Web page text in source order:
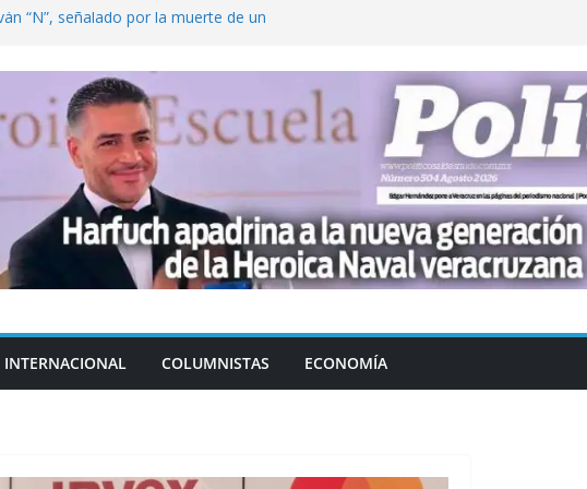
“N”, señalado por la muerte de un
EL MEDALLERO
Argentina para despedir a su padre, Jorge
Morena suspende derechos
y Grace Palomares
Veracruz; aumentan a 33 los
secos
INTERNACIONAL COLUMNISTAS ECONOMÍA